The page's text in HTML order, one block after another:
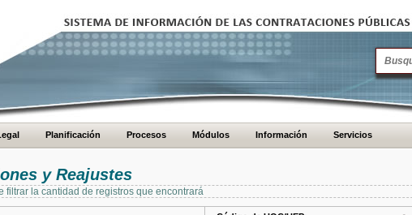
Planificación Procesos Módulos Información Servicios
y Reajustes
filtrar la cantidad de registros que encontrará